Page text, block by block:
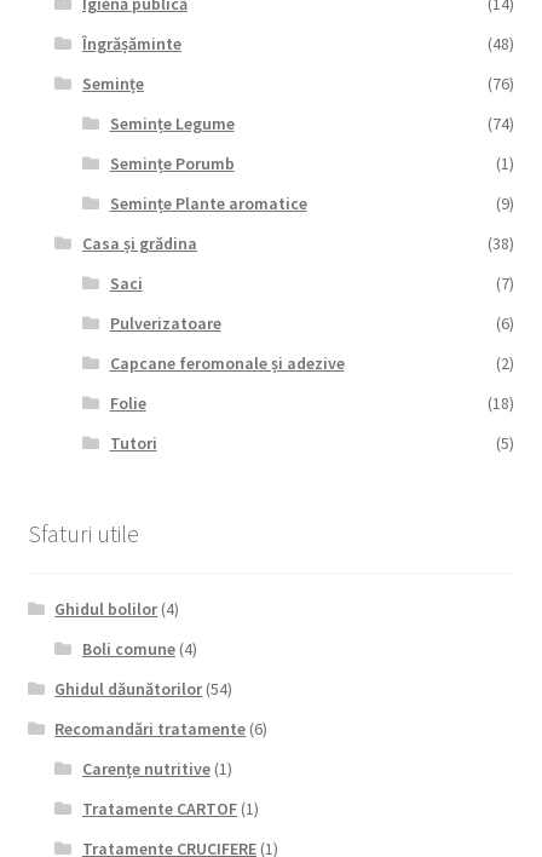
Îngrășăminte
(48)
Semințe
(76)
Semințe Legume
(74)
Semințe Porumb
(1)
Semințe Plante aromatice
(9)
Casa și grădina
(38)
Saci
(7)
Pulverizatoare
(6)
Capcane feromonale și adezive
(2)
Folie
(18)
Tutori
(5)
Sfaturi utile
Ghidul bolilor(4)
Boli comune(4)
Ghidul dăunătorilor(54)
Recomandări tratamente (6)
Carențe nutritive(1)
Tratamente CARTOF(1)
Tratamente CRUCIFERE(1)